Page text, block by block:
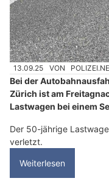
13.09.25 VON
Bei der
Zürich ist am
Lastwagen bei einem
Der 50-jährige
verletzt.
Weiterlesen